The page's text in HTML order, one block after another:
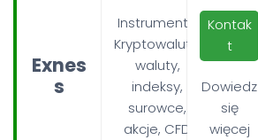
Exnes
s
Instrumenty:
Kryptowaluty,
waluty,
indeksy,
surowce,
akcje, CFD
Kontak
t
Dowiedz
się
więcej